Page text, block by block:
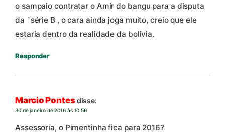
o sampaio contratar o Amir do bangu para a disputa
da ´série B , o cara ainda joga muito, creio que ele
estaria dentro da realidade da bolivia.
Responder
Marcio Pontesdisse:
30 de janeiro de 2016 às 10:56
Assessoria, o Pimentinha fica para 2016?